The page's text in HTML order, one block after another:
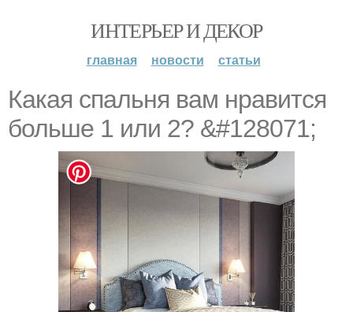
ИНТЕРЬЕР И ДЕКОР
главная новости статьи
Какая спальня вам нравится
больше 1 или 2? &#128071;